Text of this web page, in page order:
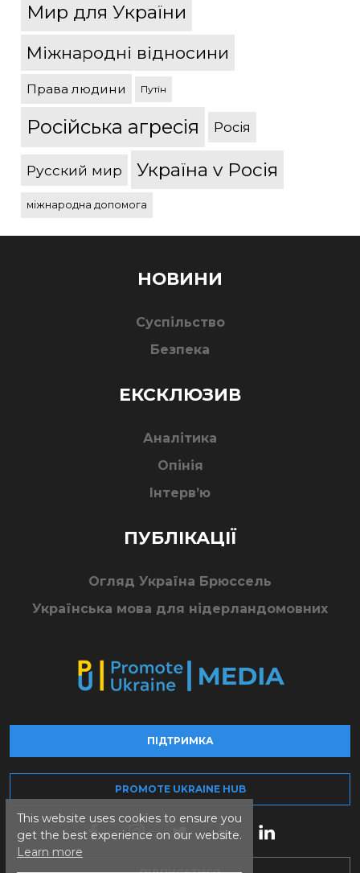
This website uses cookies to ensure you
get the best experience on our website.
Learn more
Мир для України
Міжнародні відносини
Права людини Путін
Російська агресія Росія
Русский мир Україна v Росія
міжнародна допомога
НОВИНИ
Суспільство
Безпека
ЕКСКЛЮЗИВ
Аналітика
Опінія
Інтерв’ю
ПУБЛІКАЦІЇ
Огляд Україна Брюссель
Українська мова для нідерландомовних
ПІДТРИМКА
PROMOTE UKRAINE HUB